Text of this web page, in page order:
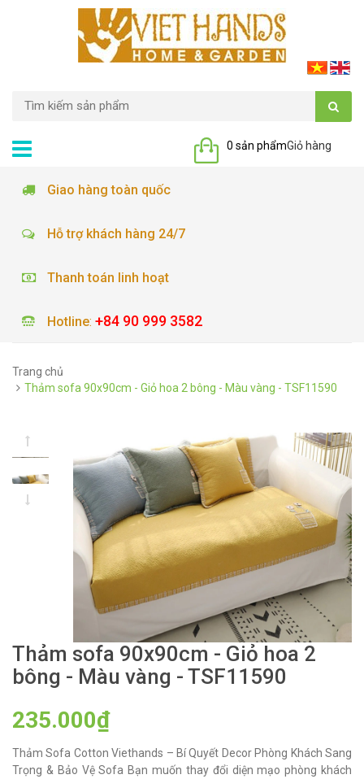
Giỏ hàng
0 sản phẩm
Giao hàng toàn quốc
Hỗ trợ khách hàng 24/7
Thanh toán linh hoạt
Hotline: +84 90 999 3582
Trang chủ
Thảm sofa 90x90cm - Giỏ hoa 2 bông - Màu vàng - TSF11590
Thảm sofa 90x90cm - Giỏ hoa 2
bông - Màu vàng - TSF11590
235.000₫
Thảm Sofa Cotton Viethands – Bí Quyết Decor Phòng Khách Sang
Trọng & Bảo Vệ Sofa Bạn muốn thay đổi diện mạo phòng khách